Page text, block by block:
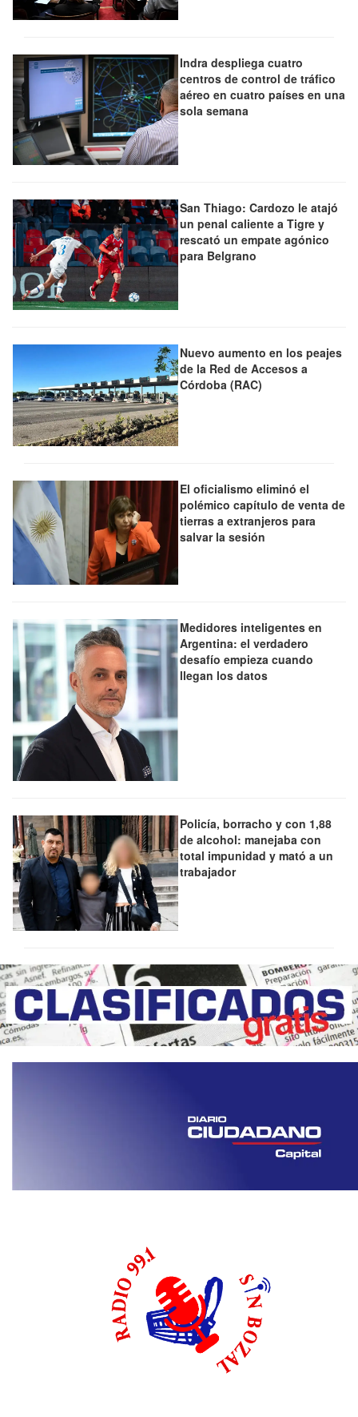
Indra despliega cuatro
centros de control de tráfico
aéreo en cuatro países en una
sola semana
San Thiago: Cardozo le atajó
un penal caliente a Tigre y
rescató un empate agónico
para Belgrano
Nuevo aumento en los peajes
de la Red de Accesos a
Córdoba (RAC)
El oficialismo eliminó el
polémico capítulo de venta de
tierras a extranjeros para
salvar la sesión
Medidores inteligentes en
Argentina: el verdadero
desafío empieza cuando
llegan los datos
Policía, borracho y con 1,88
de alcohol: manejaba con
total impunidad y mató a un
trabajador